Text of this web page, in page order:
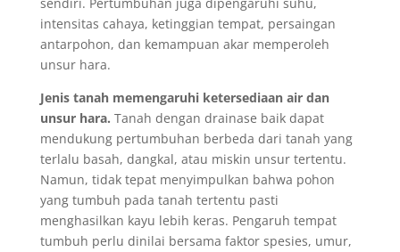
intensitas cahaya, ketinggian tempat, persaingan
antarpohon, dan kemampuan akar memperoleh
unsur hara.
Jenis tanah memengaruhi ketersediaan air dan
unsur hara. Tanah dengan drainase baik dapat
mendukung pertumbuhan berbeda dari tanah yang
terlalu basah, dangkal, atau miskin unsur tertentu.
Namun, tidak tepat menyimpulkan bahwa pohon
yang tumbuh pada tanah tertentu pasti
menghasilkan kayu lebih keras. Pengaruh tempat
tumbuh perlu dinilai bersama faktor spesies, umur,